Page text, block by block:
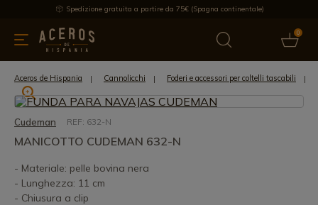
Spedizione gratuita a partire da 75€ (Spagna continentale)
0
cucina Offre Ultime notizie Venduti Marche
Aceros de Hispania Cannolicchi Foderi e accessori per coltelli tascabili
Cudeman REF: 632-N
MANICOTTO CUDEMAN 632-N
- Materiale: pelle bovina nera
- Lunghezza: 11 cm
- Chiusura a clip